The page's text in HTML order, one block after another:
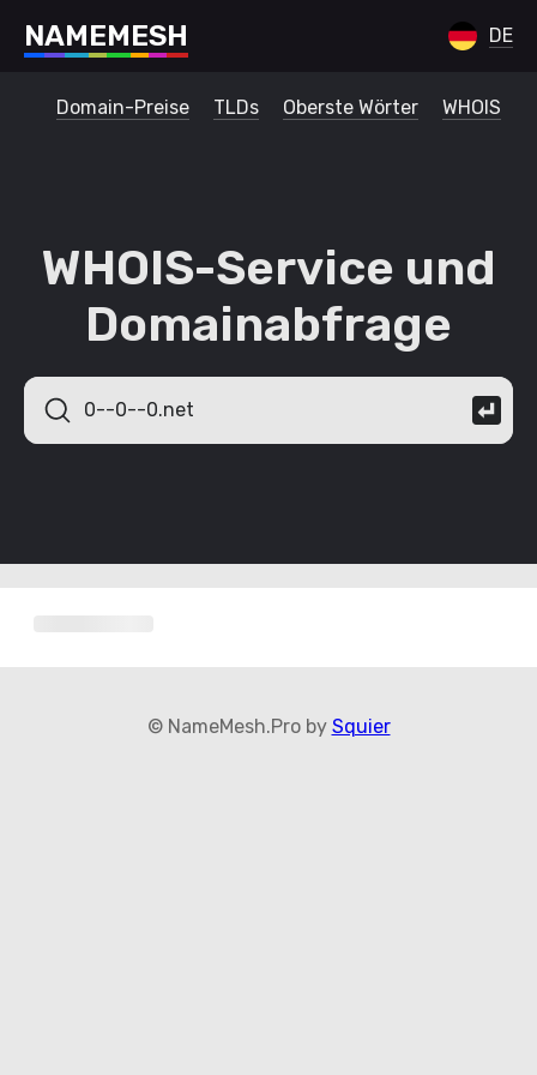
NAMEMESH DE
Domain-Preise TLDs Oberste Wörter WHOIS
WHOIS-Service und
Domainabfrage
© NameMesh.Pro by Squier